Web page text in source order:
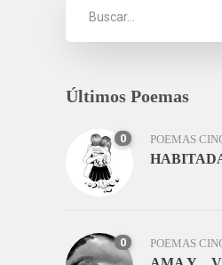
Últimos Poemas
0 POEMAS
0 POEMAS